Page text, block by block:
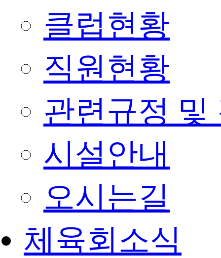
클럽현황
직원현황
관련규정 및
시설안내
오시는길
체육회소식